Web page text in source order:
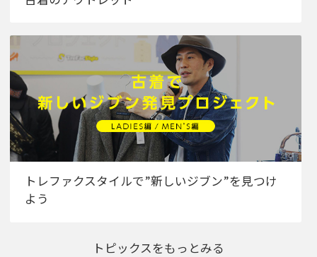
トレファクスタイルで”新しいジブン”を見つけ
よう
トピックスをもっとみる